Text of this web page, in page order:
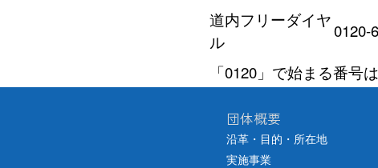
道内フリーダイヤ
ル
0120-
「0120」で始まる番号
団体概要
沿革・目的・所在地
実施事業